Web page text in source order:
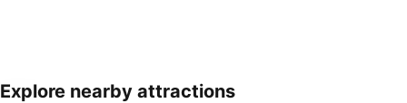
Explore nearby attractions